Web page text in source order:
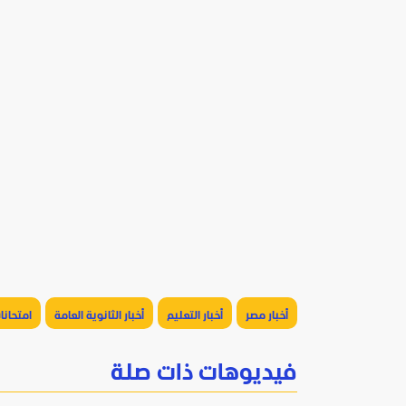
أخبار مصر أخبار التعليم أخبار الثانوية العامة
فيديوهات ذات صلة